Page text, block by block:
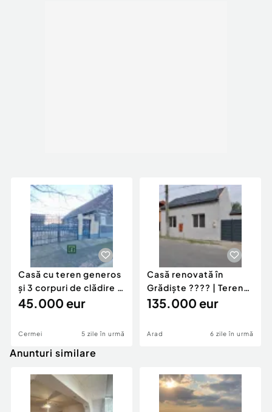
Casă cu teren generos
și 3 corpuri de clădire |
Cermei
45.000 eur
Cermei 5 zile în urmă
Casă renovată în
Grădiște ???? | Teren
generos
135.000 eur
Arad 6 zile în urmă
Anunturi similare